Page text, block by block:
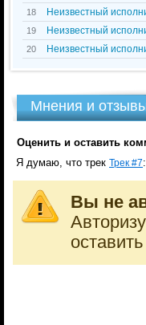
18 Неизвестный
19 Неизвестный
20 Неизвестный
Мнения и
Оценить и оставить
Я думаю, что трек Трек #7:
Вы не